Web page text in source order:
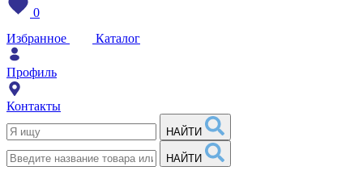
0
Избранное
Каталог
Профиль
Контакты
НАЙТИ
НАЙТИ